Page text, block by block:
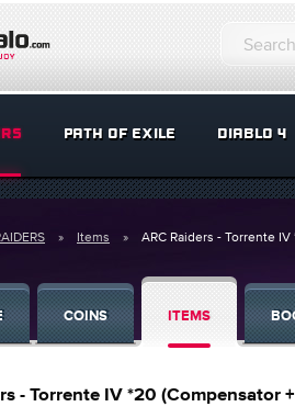
PATH OF EXILE DIABLO 4
Items ARC Raiders - Torrente
COINS ITEMS
- Torrente IV *20 (Compensator